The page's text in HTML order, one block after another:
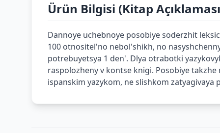
Ürün Bilgisi (Kitap
Dannoye uchebnoye posobiye soderzhit
100 otnositel'no nebol'shikh, no
potrebuyetsya 1 den'. Dlya otrabotki
raspolozheny v kontse knigi. Posobiye
ispanskim yazykom, ne slishkom